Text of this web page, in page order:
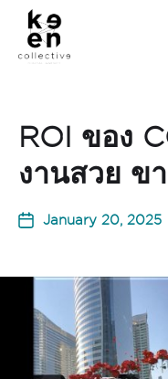
ROI ของ
งานสวย ข
January 20, 2025